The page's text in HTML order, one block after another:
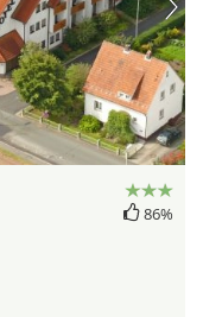
86%